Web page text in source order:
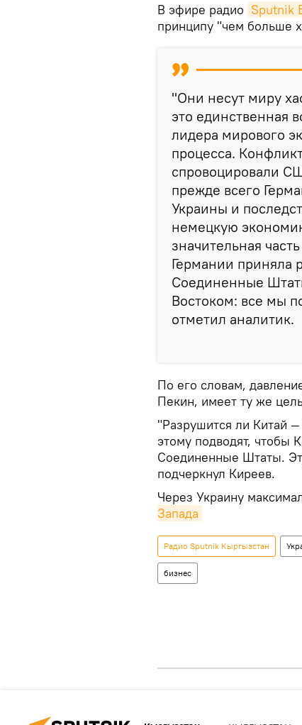
В эфире радио Sputnik
принципу "чем больше
"Они несут миру
это единственная
лидера мирового
процесса.
спровоцировали
прежде всего
Украины и
немецкую
значительная
Германии приняла
Соединенные
Востоком: все мы
отметил аналитик.
По его словам,
Пекин, имеет ту же
"Разрушится ли Китай
этому подводят, чтобы
Соединенные Штаты.
подчеркнул Киреев.
Через Украину
Запада
Радио Sputnik Кыргызстан
бизнес